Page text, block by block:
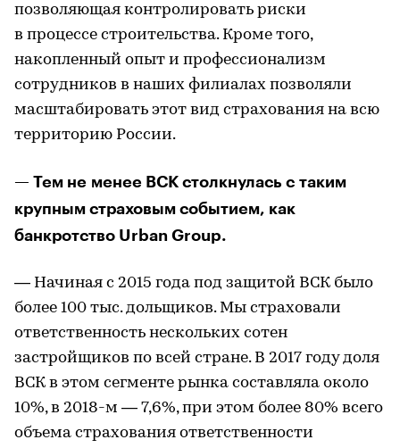
позволяющая контролировать риски
в процессе строительства. Кроме того,
накопленный опыт и профессионализм
сотрудников в наших филиалах позволяли
масштабировать этот вид страхования на всю
территорию России.
— Тем не менее ВСК столкнулась с таким
крупным страховым событием, как
банкротство Urban Group.
— Начиная с 2015 года под защитой ВСК было
более 100 тыс. дольщиков. Мы страховали
ответственность нескольких сотен
застройщиков по всей стране. В 2017 году доля
ВСК в этом сегменте рынка составляла около
10%, в 2018-м — 7,6%, при этом более 80% всего
объема страхования ответственности